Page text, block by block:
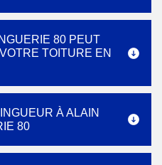
80 PEUT
TOITURE EN
À ALAIN
80